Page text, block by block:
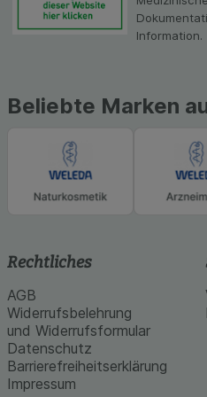
Information.
Beliebte Marken
Rechtliches
AGB
Widerrufsbelehrung
und Widerrufsformular
Datenschutz
Barrierefreiheitserklärung
Impressum